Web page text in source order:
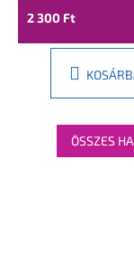
2 300 Ft
ÖSSZES